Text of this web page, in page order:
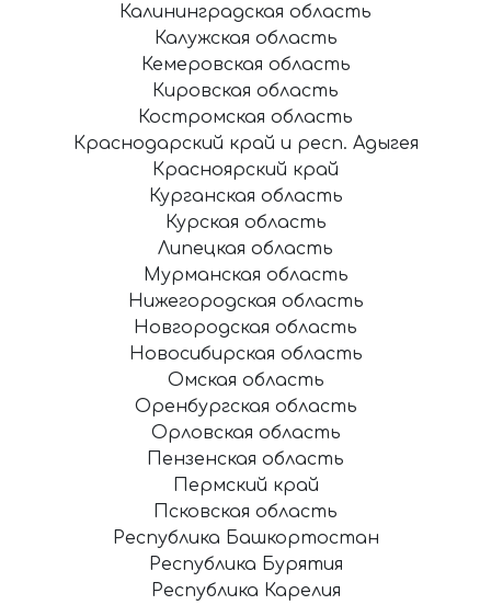
Калининградская область
Калужская область
Кемеровская область
Кировская область
Костромская область
Краснодарский край и респ. Адыгея
Красноярский край
Курганская область
Курская область
Липецкая область
Мурманская область
Нижегородская область
Новгородская область
Новосибирская область
Омская область
Оренбургская область
Орловская область
Пензенская область
Пермский край
Псковская область
Республика Башкортостан
Республика Бурятия
Республика Карелия